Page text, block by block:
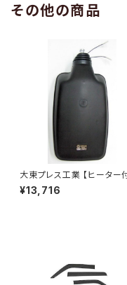
その他の商品
大東プレス工業 【ヒーター
ハイウェイミラー R1000
206 リモコン無 ヒーター付 DI-
¥13,716